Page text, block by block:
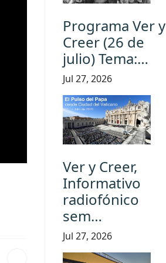
Programa Ver y
Creer (26 de
julio) Tema:…
Jul 27, 2026
Ver y Creer,
Informativo
radiofónico
sem…
Jul 27, 2026